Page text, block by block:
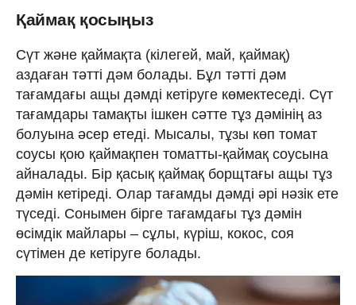
Қаймақ қосыңыз
Сүт және қаймақта (кілегей, май, қаймақ)
аздаған тәтті дәм болады. Бұл тәтті дәм
тағамдағы ащы дәмді кетіруге көмектеседі. Сүт
тағамдары тамақты ішкен сәтте тұз дәмінің аз
болуына әсер етеді. Мысалы, тұзы көп томат
соусы қою қаймақпен томатты-қаймақ соусына
айналады. Бір қасық қаймақ борщтағы ащы тұз
дәмін кетіреді. Олар тағамды дәмді әрі нәзік ете
түседі. Сонымен бірге тағамдағы тұз дәмін
өсімдік майлары – сұлы, күріш, кокос, соя
сүтімен де кетіруге болады.